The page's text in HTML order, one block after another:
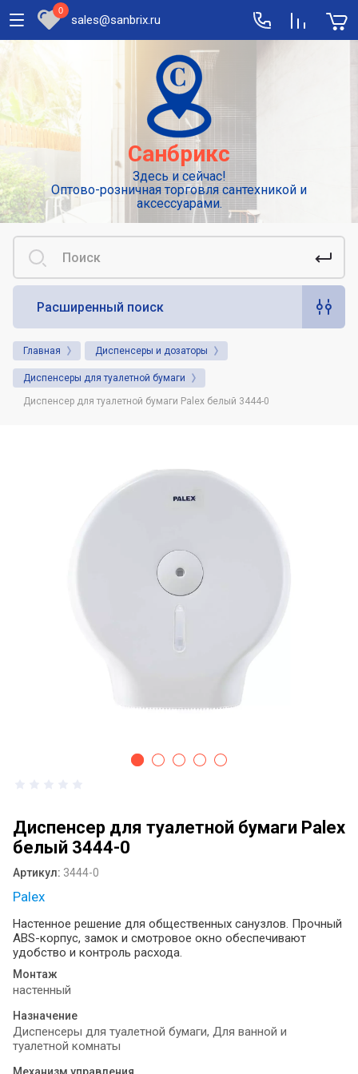
Полезная информация
Сушилки для рук
Высокоскоростные погружные сушилки
для рук
Смесители: виды и особенности
выбора
Сенсорные или автоматические
смесители
Диспенсеры для туалетной бумаги
Душевая система. Назначение и советы
по выбору.
Фены настенные: назначение, виды,
область использования
Что нужно знать о диспенсерах для
Какая разница между расценками на
установку или демонтаж сушилок для
рук в сметах и в чём нюансы
Какие настенные фены предпочитают
Дозаторы для жидкого мыла и
Сушилка для рук монтаж
Электрические сушилки для рук:
санитарных зон
Оснащение общественных санузлов:
как мелочи создают комфорт и
для диспенсеров туалетной бумаги
разных брендов
Листовая туалетная бумага или
sales@sanbrix.ru
0
Санбрикс
Здесь и сейчас!
Оптово-розничная торговля сантехникой и
аксессуарами.
Расширенный поиск
Главная Диспенсеры и дозаторы
Диспенсеры для туалетной бумаги
Диспенсер для туалетной бумаги Palex белый 3444-0
Диспенсер для туалетной бумаги Palex
белый 3444-0
Артикул: 3444-0
Palex
Настенное решение для общественных санузлов. Прочный
ABS-корпус, замок и смотровое окно обеспечивают
удобство и контроль расхода.
Монтаж
настенный
Назначение
Диспенсеры для туалетной бумаги, Для ванной и
туалетной комнаты